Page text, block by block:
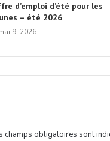
d’emploi d’été pour les
– été 2026
9, 2026
champs obligatoires sont